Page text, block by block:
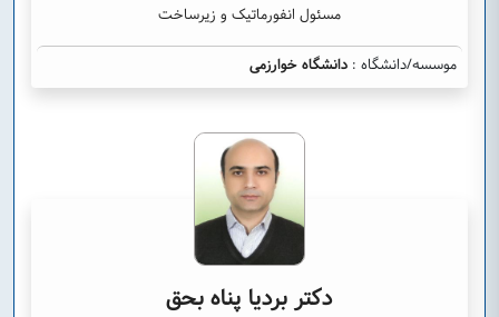
مسئول انفورماتیک و زیرساخت
موسسه/دانشگاه : دانشگاه خوارزمی
دکتر بردیا پناه بحق